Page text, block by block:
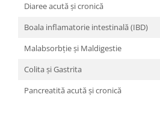
Diaree acută și cronică
Boala inflamatorie intestinală (IBD)
Malabsorbție și Maldigestie
Colita și Gastrita
Pancreatită acută și cronică